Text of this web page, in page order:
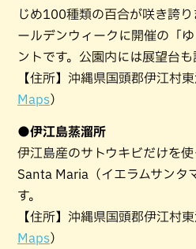
じめ100種類の百合が咲き誇
ールデンウィークに開催の「
ントです。公園内には展望台も
【住所】沖縄県国頭郡伊江村
Maps）
●伊江島蒸溜所
伊江島産のサトウキビだけを
Santa Maria（イエラムサンタ
す。
【住所】沖縄県国頭郡伊江村
Maps）